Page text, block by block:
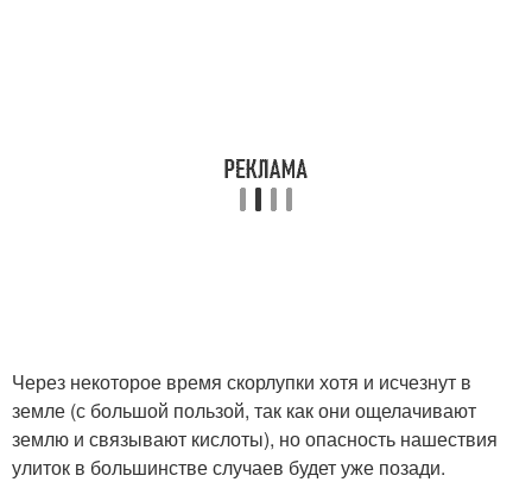
Через некоторое время скорлупки хотя и исчезнут в
земле (с большой пользой, так как они ощелачивают
землю и связывают кислоты), но опасность нашествия
улиток в большинстве случаев будет уже позади.